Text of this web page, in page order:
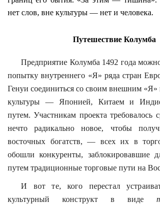
нет слов, вне культуры — нет и человека.
Путешествие Колумба
Предприятие Колумба 1492 года
попытку внутреннего «Я» ряда стран
Генуи соединиться со своим внешним «Я»
культуры — Японией, Китаем и
путем. Участникам проекта требовалось
нечто радикально новое, чтобы
восточных богатств, — всех их в
обошли конкуренты, заблокировавшие
путем традиционные торговые пути на
И вот те, кого перестал
культурный конструкт в виде